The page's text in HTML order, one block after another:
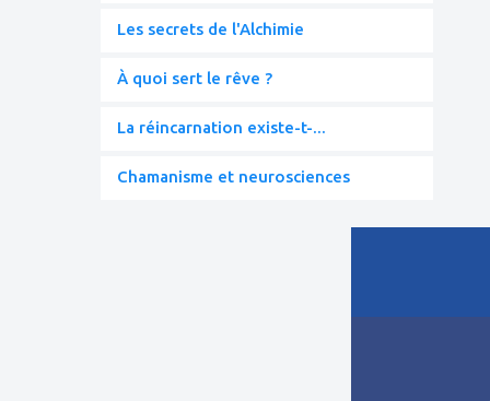
Les secrets de l'Alchimie
À quoi sert le rêve ?
La réincarnation existe-t-...
Chamanisme et neurosciences